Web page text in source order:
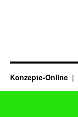
Konzepte-Online